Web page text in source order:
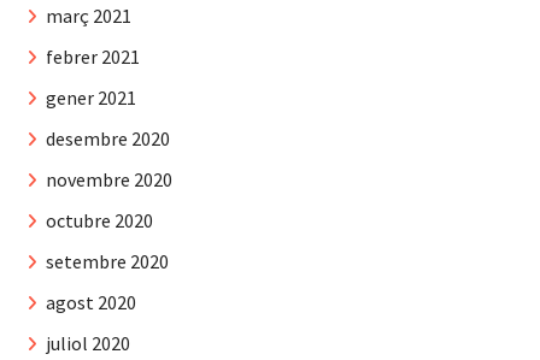
març 2021
febrer 2021
gener 2021
desembre 2020
novembre 2020
octubre 2020
setembre 2020
agost 2020
juliol 2020